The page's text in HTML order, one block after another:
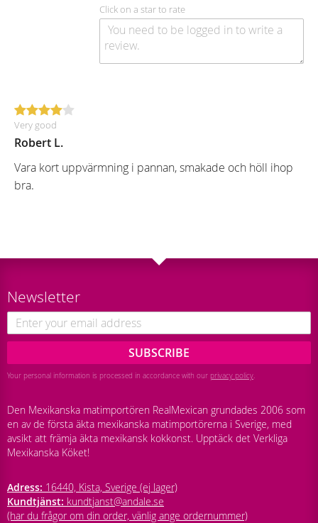
Click on a star to rate
Very good
Robert L.
Vara kort uppvärmning i pannan, smakade och höll ihop
bra.
Newsletter
SUBSCRIBE
Your personal information is processed in accordance with our privacy policy.
Den Mexikanska matimportören RealMexican grundades 2006 som
en av de första äkta mexikanska matimportörerna i Sverige, med
avsikt att främja äkta mexikansk kokkonst. Upptäck det Verkliga
Mexikanska Köket!
Adress: 16440, Kista, Sverige (ej lager)
Kundtjänst: kundtjanst@andale.se
(har du frågor om din order, vänlig ange ordernummer)